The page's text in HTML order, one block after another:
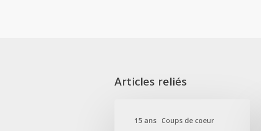
Articles reliés
15 ans Coups de coeur